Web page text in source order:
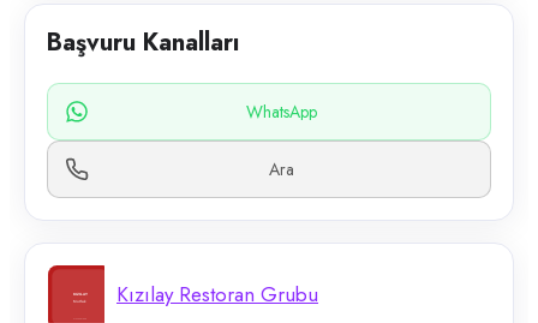
Başvuru Kanalları
WhatsApp
Ara
Kızılay Restoran Grubu